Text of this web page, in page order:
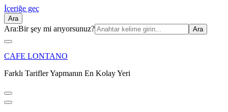
İçeriğe geç
Ara
Ara:Bir şey mi arıyorsunuz?
CAFE LONTANO
Farklı Tarifler Yapmanın En Kolay Yeri